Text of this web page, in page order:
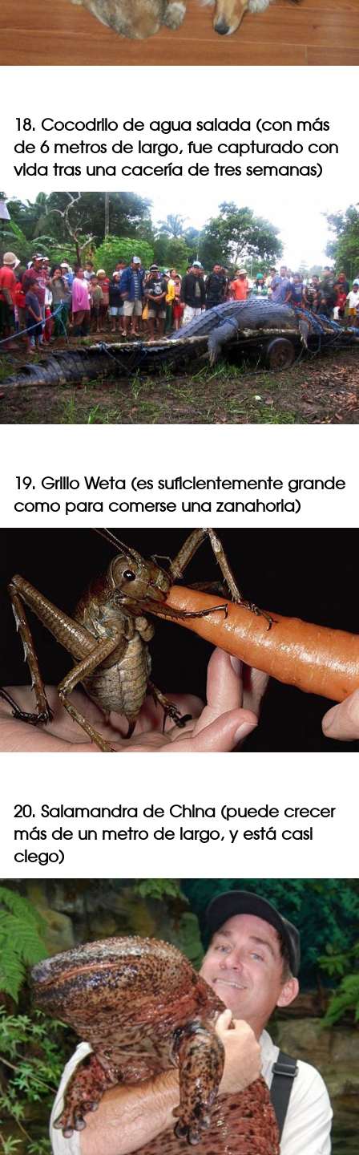
18. Cocodrilo de agua salada (con más
de 6 metros de largo, fue capturado con
vida tras una cacería de tres semanas)
19. Grillo Weta (es suficientemente grande
como para comerse una zanahoria)
20. Salamandra de China (puede crecer
más de un metro de largo, y está casi
ciego)